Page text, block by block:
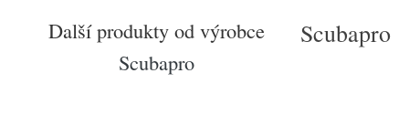
Další produkty od výrobce
Scubapro
Scubapro